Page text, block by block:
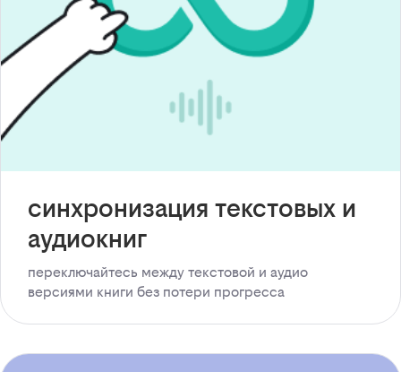
синхронизация текстовых и
аудиокниг
переключайтесь между текстовой и аудио
версиями книги без потери прогресса